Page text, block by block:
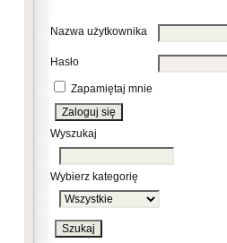
Nazwa użytkownika
Hasło
Zapamiętaj mnie
Wyszukaj
Wybierz kategorię